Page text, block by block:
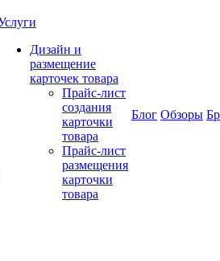
Дизайн и
размещение
карточек товара
Прайс-лист
создания
карточки
товара
Прайс-лист
размещения
карточки
товара
Блог Обзоры